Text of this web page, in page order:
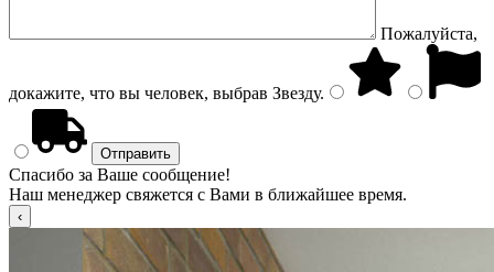
Пожалуйста,
докажите, что вы человек, выбрав Звезду.
Спасибо за Ваше сообщение!
Наш менеджер свяжется с Вами в ближайшее время.